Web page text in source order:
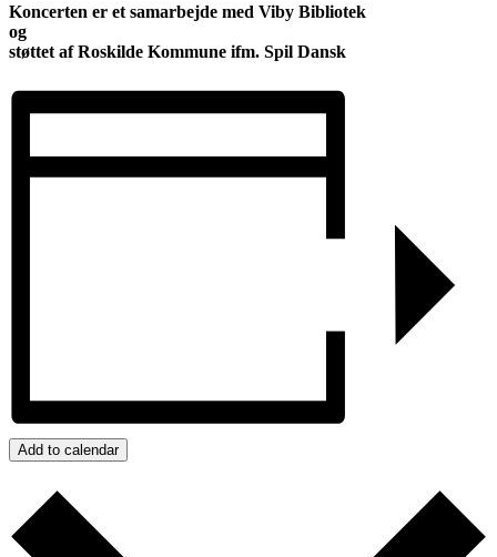
Koncerten er et samarbejde med Viby Bibliotek
og
støttet af Roskilde Kommune ifm. Spil Dansk
Add to calendar